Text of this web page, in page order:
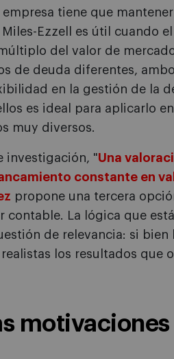
tiene que
Ezzell es útil cuando
del valor de
de deuda diferentes,
en la gestión de la
es ideal para aplicarlo
muy diversos.
investigación, "Una
constante en
propone una tercera
contable. La lógica que
de relevancia: si
los resultados que
motivaciones